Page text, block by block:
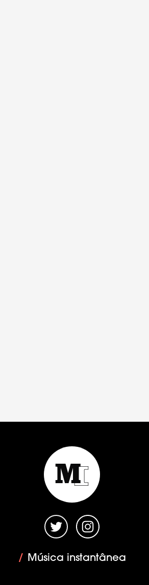
/ Música instantânea